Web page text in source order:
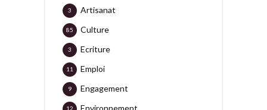
Artisanat
3
Culture
85
Ecriture
3
Emploi
11
Engagement
9
Environnement
12